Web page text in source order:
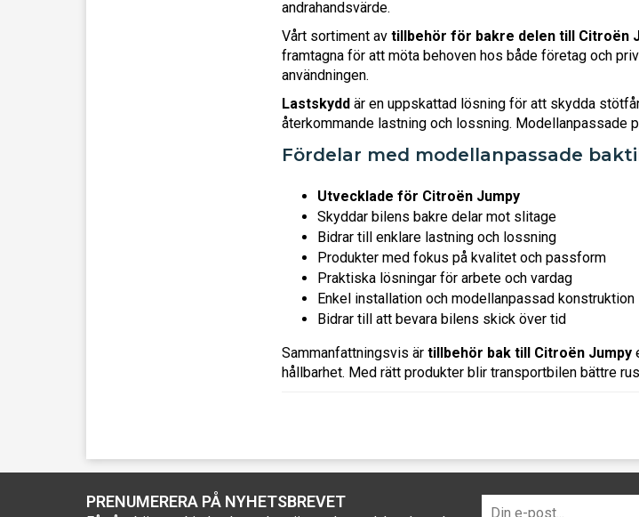
andrahandsvärde.
Vårt sortiment av tillbehör för bakre delen till Citroën
framtagna för att möta behoven hos både företag och
användningen.
Lastskydd är en uppskattad lösning för att skydda
återkommande lastning och lossning. Modellanpassade
Fördelar med modellanpassade
Utvecklade för Citroën Jumpy
Skyddar bilens bakre delar mot slitage
Bidrar till enklare lastning och lossning
Produkter med fokus på kvalitet och passform
Praktiska lösningar för arbete och vardag
Enkel installation och modellanpassad konstruktion
Bidrar till att bevara bilens skick över tid
Sammanfattningsvis är tillbehör bak till Citroën Jumpy
hållbarhet. Med rätt produkter blir transportbilen bättre
PRENUMERERA PÅ NYHETSBREVET